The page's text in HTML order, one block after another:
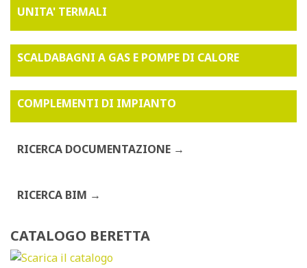
UNITA' TERMALI
SCALDABAGNI A GAS E POMPE DI CALORE
COMPLEMENTI DI IMPIANTO
RICERCA DOCUMENTAZIONE
RICERCA BIM
CATALOGO BERETTA